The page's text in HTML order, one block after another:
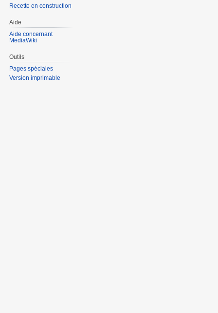
Recette en construction
Aide
Aide concernant
MediaWiki
Outils
Pages spéciales
Version imprimable